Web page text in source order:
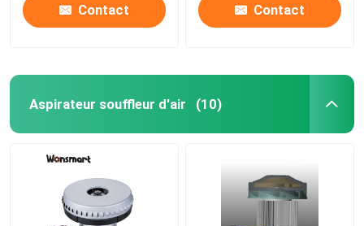
Contact Contact
Aspirateur souffleur d'air (10)